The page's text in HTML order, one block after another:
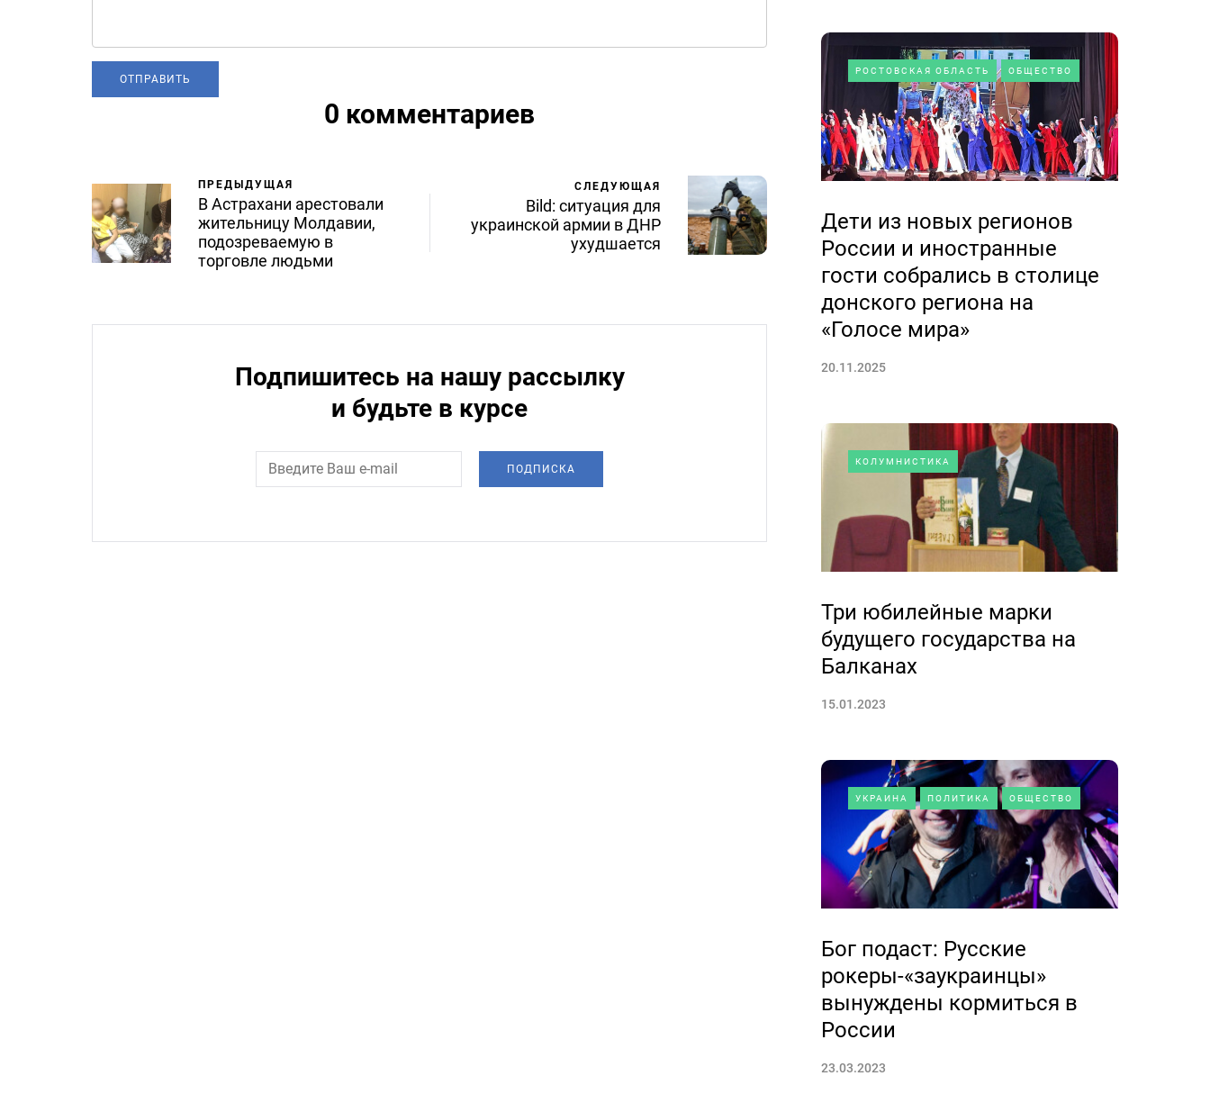
0 комментариев
ПРЕДЫДУЩАЯ
В Астрахани арестовали
жительницу Молдавии,
подозреваемую в
торговле людьми
СЛЕДУЮЩАЯ
Bild: ситуация для
украинской армии в ДНР
ухудшается
Подпишитесь на нашу рассылку
и будьте в курсе
ПОДПИСКА
РОСТОВСКАЯ ОБЛАСТЬ ОБЩЕСТВО
Дети из новых регионов
России и иностранные
гости собрались в столице
донского региона на
«Голосе мира»
20.11.2025
КОЛУМНИСТИКА
Три юбилейные марки
будущего государства на
Балканах
15.01.2023
УКРАИНА ПОЛИТИКА ОБЩЕСТВО
Бог подаст: Русские
рокеры-«заукраинцы»
вынуждены кормиться в
России
23.03.2023